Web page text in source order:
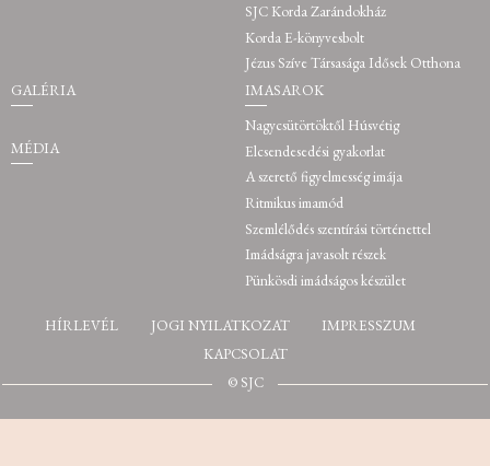
SJC Korda Zarándokház
Korda E-könyvesbolt
Jézus Szíve Társasága Idősek Otthona
GALÉRIA
MÉDIA
IMASAROK
Nagycsütörtöktől Húsvétig
Elcsendesedési gyakorlat
A szerető figyelmesség imája
Ritmikus imamód
Szemlélődés szentírási történettel
Imádságra javasolt részek
Pünkösdi imádságos készület
HÍRLEVÉL JOGI NYILATKOZAT
IMPRESSZUM
KAPCSOLAT
© SJC